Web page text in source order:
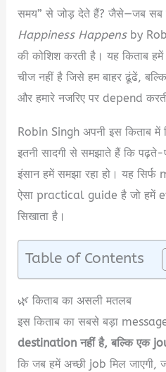
समय” से जोड़ देते हैं? जैसे—जब सब
Happiness Happensby
की कोशिश करती है। यह किताब
चीज नहीं है जिसे हम बाहर ढूंढें,
और हमारे नजरिए पर depend
Robin Singh अपनी इस किताब में
इतनी सादगी से समझाते हैं कि
इंसान हमें समझा रहा हो। यह
ऐसा practical guide है जो हमें
सिखाता है।
Table of Contents
🌿 किताब का असली मतलब
इस किताब का सबसे बड़ा
destination नहीं है, बल्कि एक
कि जब हमें अच्छी job मिल जाएगी,